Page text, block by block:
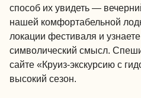
способ их увидеть —
нашей комфортабельной
локации фестиваля и
символический смысл.
сайте «Круиз-экскурсию с
высокий сезон.